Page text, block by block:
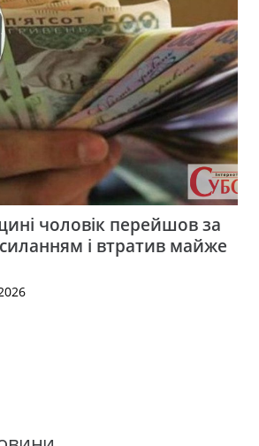
чоловік перейшов за
і втратив майже